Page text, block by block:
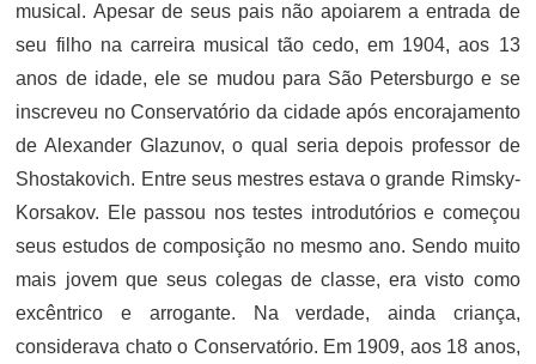
musical. Apesar de seus pais não apoiarem a entrada de
seu filho na carreira musical tão cedo, em 1904, aos 13
anos de idade, ele se mudou para São Petersburgo e se
inscreveu no Conservatório da cidade após encorajamento
de Alexander Glazunov, o qual seria depois professor de
Shostakovich. Entre seus mestres estava o grande Rimsky-
Korsakov. Ele passou nos testes introdutórios e começou
seus estudos de composição no mesmo ano. Sendo muito
mais jovem que seus colegas de classe, era visto como
excêntrico e arrogante. Na verdade, ainda criança,
considerava chato o Conservatório. Em 1909, aos 18 anos,